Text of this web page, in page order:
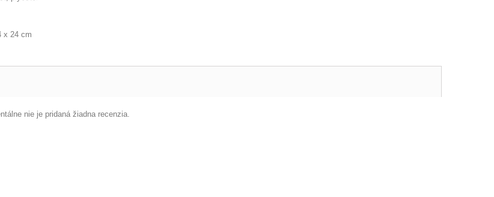
x 24 cm
nie je pridaná žiadna recenzia.